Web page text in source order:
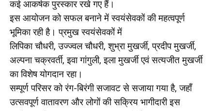
कई आकर्षक पुरस्कार रखे गए हैं।
इस आयोजन को सफल बनाने में स्वयंसेवकों की महत्वपूर्ण
भूमिका रही है। प्रमुख स्वयंसेवकों में
लिपिका चौधरी, उज्ज्वल चौधरी, शुभ्रा मुखर्जी, प्रदीप मुखर्जी,
अल्पना चक्रवर्ती, इवा गांगुली, इला मुखर्जी एवं सत्यजीत मुखर्जी
का विशेष योगदान रहा।
सम्पूर्ण परिसर को रंग-बिरंगी सजावट से सजाया गया है, जहाँ
उत्सवपूर्ण वातावरण और लोगों की सक्रिय भागीदारी इस